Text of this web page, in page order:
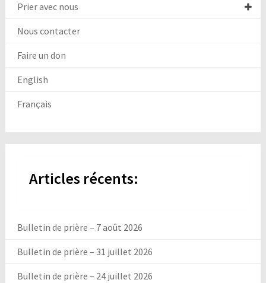
Prier avec nous
Nous contacter
Faire un don
English
Français
Articles récents:
Bulletin de prière – 7 août 2026
Bulletin de prière – 31 juillet 2026
Bulletin de prière – 24 juillet 2026